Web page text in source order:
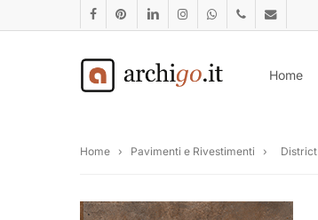
to
facebookpinterestlinkedininstagramwhatsappphoneemail
Home
Home › Pavimenti e Rivestimenti › District